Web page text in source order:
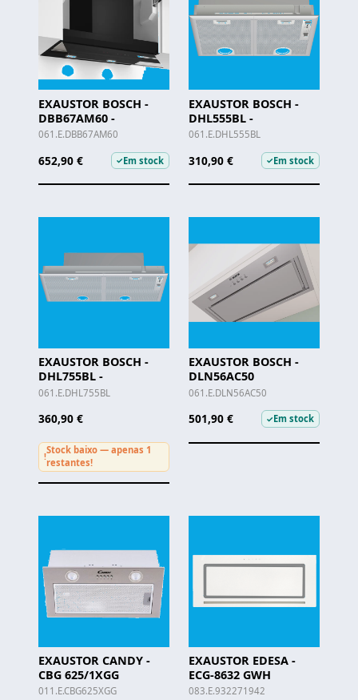
EXAUSTOR BOSCH -
DBB67AM60 -
061.E.DBB67AM60
652,90 € ✓Em stock
EXAUSTOR BOSCH -
DHL555BL -
061.E.DHL555BL
310,90 € ✓Em stock
EXAUSTOR BOSCH -
DHL755BL -
061.E.DHL755BL
360,90 €
!
Stock baixo — apenas 1
restantes!
EXAUSTOR BOSCH -
DLN56AC50
061.E.DLN56AC50
501,90 € ✓Em stock
EXAUSTOR CANDY -
CBG 625/1XGG
011.E.CBG625XGG
EXAUSTOR EDESA -
ECG-8632 GWH
083.E.932271942